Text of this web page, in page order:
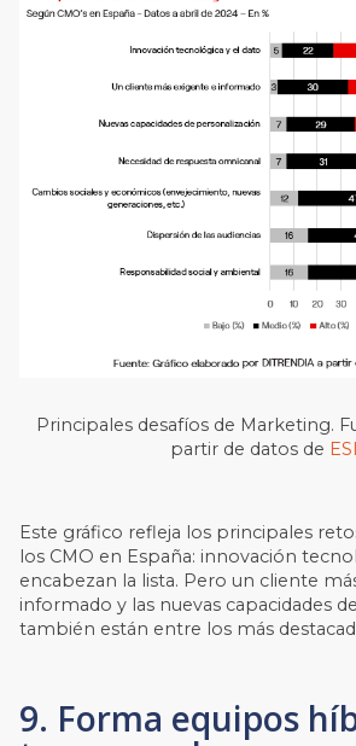
Principales desafíos de Marketing.
partir de datos de
Este gráfico refleja los principales
los CMO en España: innovación
encabezan la lista. Pero un cliente
informado y las nuevas capacidades
también están entre los más
9. Forma equipos